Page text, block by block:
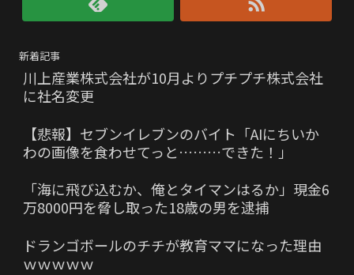
新着記事
川上産業株式会社が10月よりプチプチ株式会社
に社名変更
【悲報】セブンイレブンのバイト「AIにちいか
わの画像を食わせてっと………できた！」
「海に飛び込むか、俺とタイマンはるか」現金6
万8000円を脅し取った18歳の男を逮捕
ドランゴボールのチチが教育ママになった理由
ｗｗｗｗｗ